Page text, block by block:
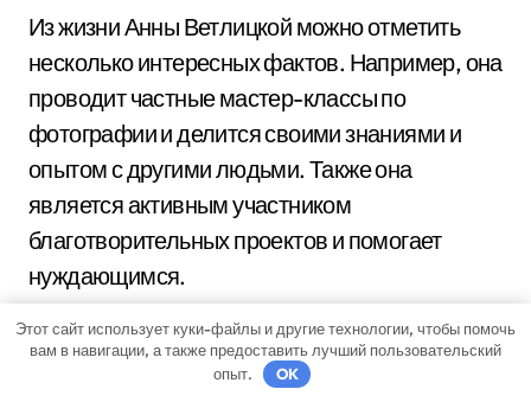
Из жизни Анны Ветлицкой можно отметить
несколько интересных фактов. Например, она
проводит частные мастер-классы по
фотографии и делится своими знаниями и
опытом с другими людьми. Также она
является активным участником
благотворительных проектов и помогает
нуждающимся.
Какие интересные факты из
биографии Ветлицкой можно
Этот сайт использует куки-файлы и другие технологии, чтобы помочь
вам в навигации, а также предоставить лучший пользовательский
опыт.
OK